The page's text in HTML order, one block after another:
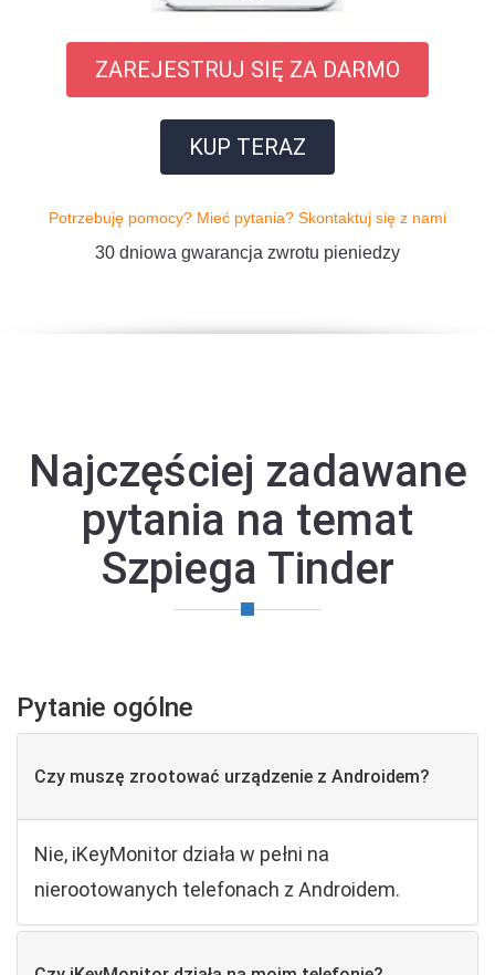
ZAREJESTRUJ SIĘ ZA DARMO
KUP TERAZ
Potrzebuję pomocy? Mieć pytania? Skontaktuj się z nami
30 dniowa gwarancja zwrotu pieniedzy
Najczęściej zadawane
pytania na temat
Szpiega Tinder
Pytanie ogólne
Czy muszę zrootować urządzenie z Androidem?
Nie, iKeyMonitor działa w pełni na
nierootowanych telefonach z Androidem.